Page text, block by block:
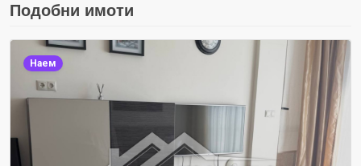
Подобни имоти
Наем